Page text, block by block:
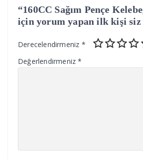
“160CC Sağım Pençe
için yorum yapan ilk kişi siz
Derecelendirmeniz *
Değerlendirmeniz*